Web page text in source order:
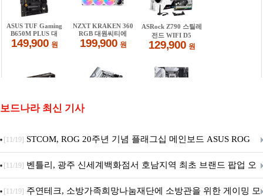
보드나라 최신 기사
[11/19] STCOM, ROG 20주년 기념 플래그십 메인보드 ASUS ROG
Crosshair X870E EDITION 20 국내 출시 예정
[11/19] 벤틀리, 광주 신세계백화점서 호남지역 최초 브랜드 팝업 오
픈
[11/19] 주연테크, 소방가족희망나눔재단에 소방관을 위한 게이밍 모